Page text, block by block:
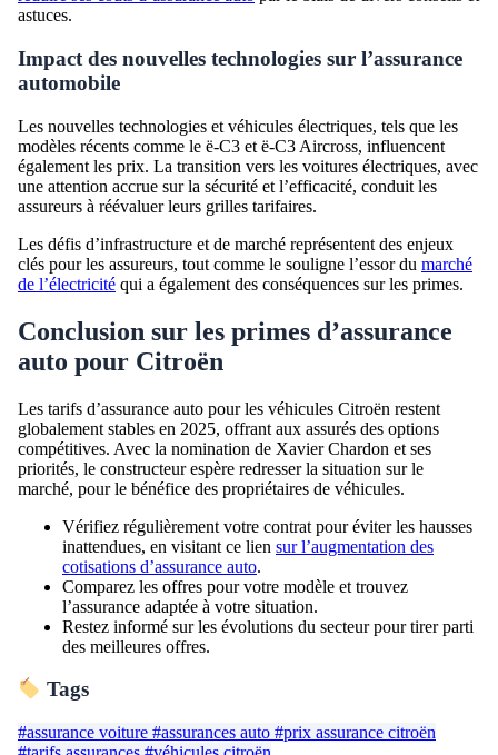
astuces.
Impact des nouvelles technologies sur l’assurance
automobile
Les nouvelles technologies et véhicules électriques, tels que les
modèles récents comme le ë-C3 et ë-C3 Aircross, influencent
également les prix. La transition vers les voitures électriques, avec
une attention accrue sur la sécurité et l’efficacité, conduit les
assureurs à réévaluer leurs grilles tarifaires.
Les défis d’infrastructure et de marché représentent des enjeux
clés pour les assureurs, tout comme le souligne l’essor du marché
de l’électricité qui a également des conséquences sur les primes.
Conclusion sur les primes d’assurance
auto pour Citroën
Les tarifs d’assurance auto pour les véhicules Citroën restent
globalement stables en 2025, offrant aux assurés des options
compétitives. Avec la nomination de Xavier Chardon et ses
priorités, le constructeur espère redresser la situation sur le
marché, pour le bénéfice des propriétaires de véhicules.
Vérifiez régulièrement votre contrat pour éviter les hausses
inattendues, en visitant ce lien sur l’augmentation des
cotisations d’assurance auto.
Comparez les offres pour votre modèle et trouvez
l’assurance adaptée à votre situation.
Restez informé sur les évolutions du secteur pour tirer parti
des meilleures offres.
Tags
#assurance voiture #assurances auto #prix assurance citroën